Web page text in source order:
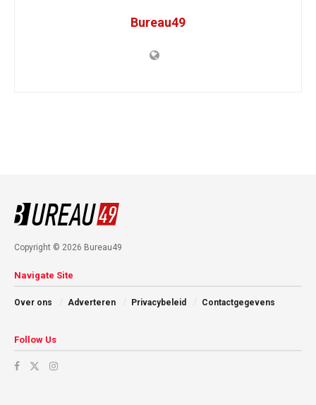
Bureau49
Copyright © 2026 Bureau49
Navigate Site
Over ons Adverteren Privacybeleid Contactgegevens
Follow Us